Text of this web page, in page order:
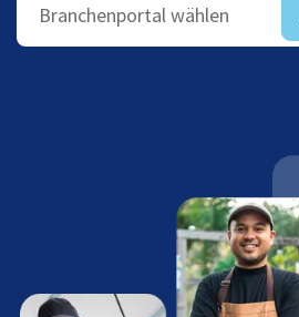
Branchenportal wählen